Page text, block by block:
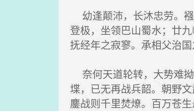
幼逢颠沛，长沐忠劳。
登极，坐领巴山蜀水；廿
抚经年之寂寥。承相父治
奈何天道轮转，大势难
堞，已无再战兵韶。朝野
鏖战则千里焚燎。百万苍生